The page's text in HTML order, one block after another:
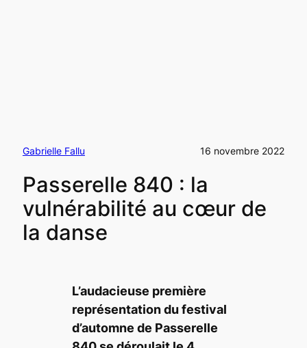
Gabrielle Fallu 16 novembre 2022
Passerelle 840 : la
vulnérabilité au cœur de
la danse
L’audacieuse première
représentation du festival
d’automne de Passerelle